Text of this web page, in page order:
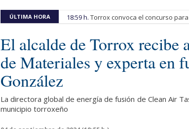
ÚLTIMA HORA 18:59 h. Torrox convoca el concurso
El alcalde de Torrox recibe
de Materiales y experta en
González
La directora global de energía de fusión de Clean Air
municipio torroxeño